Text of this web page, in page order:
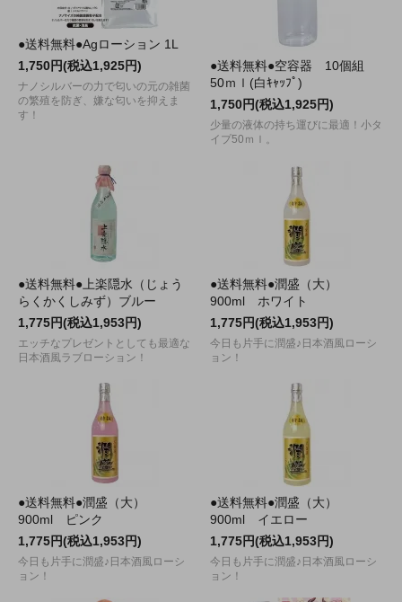
●送料無料●Agローション 1L
1,750円(税込1,925円)
ナノシルバーの力で匂いの元の雑菌
の繁殖を防ぎ、嫌な匂いを抑えま
す！
●送料無料●空容器 10個組
50ｍｌ(白ｷｬｯﾌﾟ)
1,750円(税込1,925円)
少量の液体の持ち運びに最適！小タ
イプ50ｍｌ。
●送料無料●上楽隠水（じょう
らくかくしみず）ブルー
1,775円(税込1,953円)
エッチなプレゼントとしても最適な
日本酒風ラブローション！
●送料無料●潤盛（大）
900ml ホワイト
1,775円(税込1,953円)
今日も片手に潤盛♪日本酒風ローシ
ョン！
●送料無料●潤盛（大）
900ml ピンク
1,775円(税込1,953円)
今日も片手に潤盛♪日本酒風ローシ
ョン！
●送料無料●潤盛（大）
900ml イエロー
1,775円(税込1,953円)
今日も片手に潤盛♪日本酒風ローシ
ョン！